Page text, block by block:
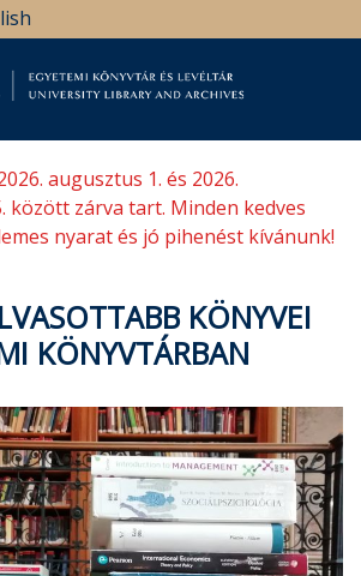
augusztus 1. és 2026.
között zárva tart. Minden kedves
nyarat és jó pihenést kívánunk!
KÖNYVEI
KÖNYVTÁRBAN